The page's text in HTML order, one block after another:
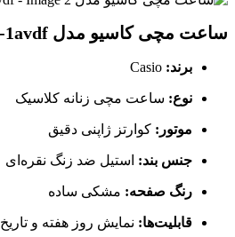
ساعت مچی کاسیو مدل Mtp-b146d-1avdf
برند:
نوع: ساعت مچی زنانه کلاسیک
موتور: کوارتز ژاپنی دقیق
جنس بند: استیل ضد زنگ نقره‌ای
رنگ صفحه: مشکی ساده
قابلیت‌ها: نمایش روز هفته و تاریخ